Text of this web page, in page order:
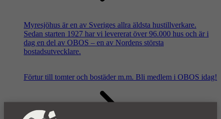
Myresjöhus är en av Sveriges allra äldsta hustillverkare.
Sedan starten 1927 har vi levererat över 96.000 hus och är i
dag en del av OBOS – en av Nordens största
bostadsutvecklare.
Förtur till tomter och bostäder m.m. Bli medlem i OBOS idag!